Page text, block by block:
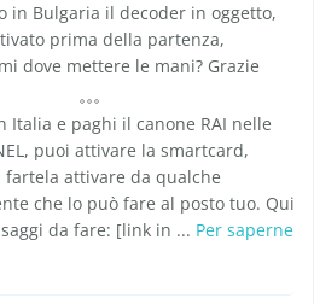
in Bulgaria il decoder in oggetto,
prima della partenza,
dove mettere le mani? Grazie
Italia e paghi il canone RAI nelle
puoi attivare la smartcard,
attivare da qualche
che lo può fare al posto tuo. Qui
da fare: [link in ... Per saperne